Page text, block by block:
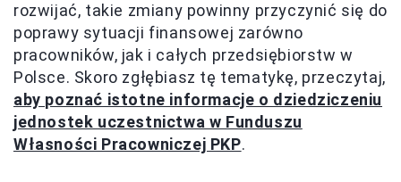
rozwijać, takie zmiany powinny przyczynić się do
poprawy sytuacji finansowej zarówno
pracowników, jak i całych przedsiębiorstw w
Polsce. Skoro zgłębiasz tę tematykę, przeczytaj,
aby poznać istotne informacje o dziedziczeniu
jednostek uczestnictwa w Funduszu
Własności Pracowniczej PKP.